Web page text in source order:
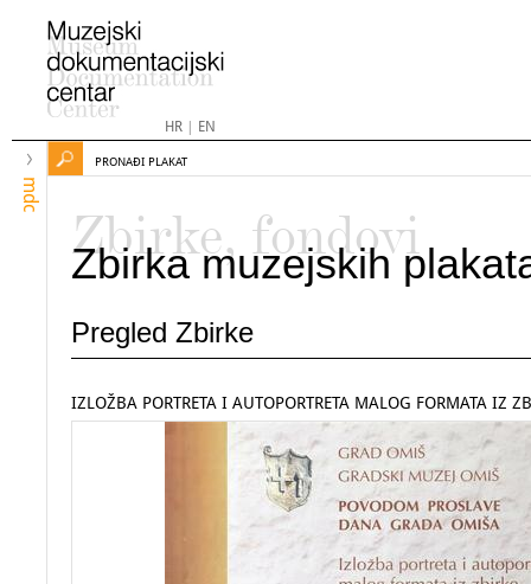
HR| EN
mdc
PRONAĐI PLAKAT
Zbirke, fondovi
Zbirka muzejskih
Pregled Zbirke
IZLOŽBA PORTRETA I AUTOPORTRETA MALOG FORMATA IZ